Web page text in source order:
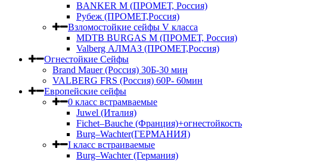
BANKER M (ПРОМЕТ, Россия)
Рубеж (ПРОМЕТ,Россия)
Взломостойкие сейфы V класса
MDTB BURGAS M (ПРОМЕТ, Россия)
Valberg АЛМАЗ (ПРОМЕТ,Россия)
Огнестойкие Сейфы
Brand Mauer (Россия) 30Б-30 мин
VALBERG FRS (Россия) 60Р- 60мин
Европейские сейфы
0 класс встрамваемые
Juwel (Италия)
Fichet–Bauche (Франция)+огнестойкость
Burg–Wachter(ГЕРМАНИЯ)
I класс встраиваемые
Burg–Wachter (Германия)